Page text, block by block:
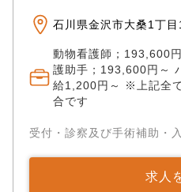
石川県金沢市大桑1丁
動物看護師；193,600
護助手；193,600円～
給1,200円～ ※上記全
合です
受付・診察及び手術補助・
求人